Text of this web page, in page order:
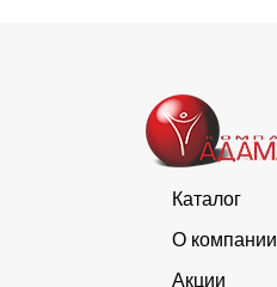
Каталог
О компании
Акции